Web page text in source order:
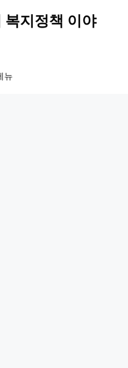
복지정책 이야
뉴